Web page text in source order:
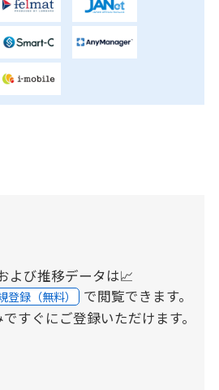
よび推移データは📈
登録（無料） で閲覧できます。
すぐにご登録いただけます。